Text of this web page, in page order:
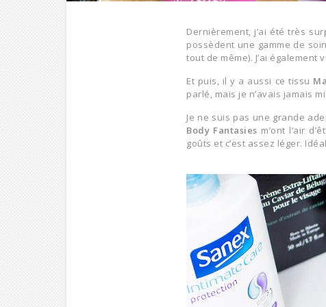
Dernièrement, j’ai été très
possèdent une gamme de
tout de même). J’ai
Et puis, il y a aussi ce tissu
parlé, mais je n’avais jamais
Je ne suis pas une grande
Body Fantasies m’ont l’air
goûts et c’est assez léger.